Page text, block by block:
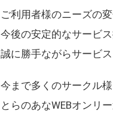
ご利用者様のニーズの
今後の安定的なサービ
誠に勝手ながらサービ
今まで多くのサークル
とらのあなWEBオンリ